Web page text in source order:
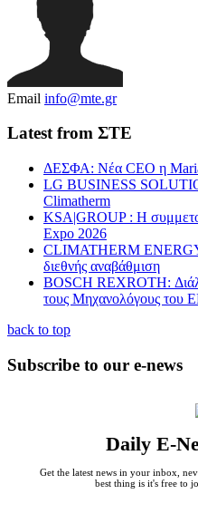
Email info@mte.gr
Latest from ΣΤΕ
ΔΕΣΦΑ: Νέα CEO η
LG BUSINESS
Climatherm
KSA|GROUP : Η
Expo 2026
CLIMATHERM
διεθνής αναβάθμιση
BOSCH REXROTH:
τους Μηχανολόγους του
back to top
Subscribe to our e-news
Daily E-
Get the latest news in your inbox,
best thing is it's free to